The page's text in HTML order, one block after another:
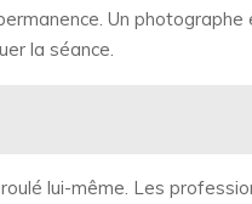
Un
la séance.
lui-même. Les